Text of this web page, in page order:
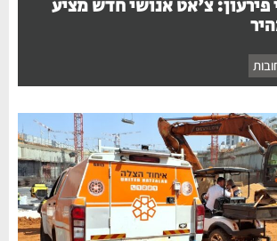
פירעון: צ'אט אנושי חדש מציע